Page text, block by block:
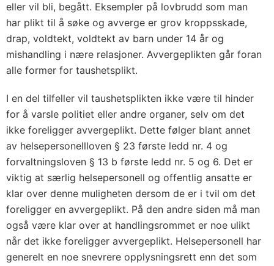
eller vil bli, begått. Eksempler på lovbrudd som man
har plikt til å søke og avverge er grov kroppsskade,
drap, voldtekt, voldtekt av barn under 14 år og
mishandling i nære relasjoner. Avvergeplikten går foran
alle former for taushetsplikt.
I en del tilfeller vil taushetsplikten ikke være til hinder
for å varsle politiet eller andre organer, selv om det
ikke foreligger avvergeplikt. Dette følger blant annet
av helsepersonellloven § 23 første ledd nr. 4 og
forvaltningsloven § 13 b første ledd nr. 5 og 6. Det er
viktig at særlig helsepersonell og offentlig ansatte er
klar over denne muligheten dersom de er i tvil om det
foreligger en avvergeplikt. På den andre siden må man
også være klar over at handlingsrommet er noe ulikt
når det ikke foreligger avvergeplikt. Helsepersonell har
generelt en noe snevrere opplysningsrett enn det som